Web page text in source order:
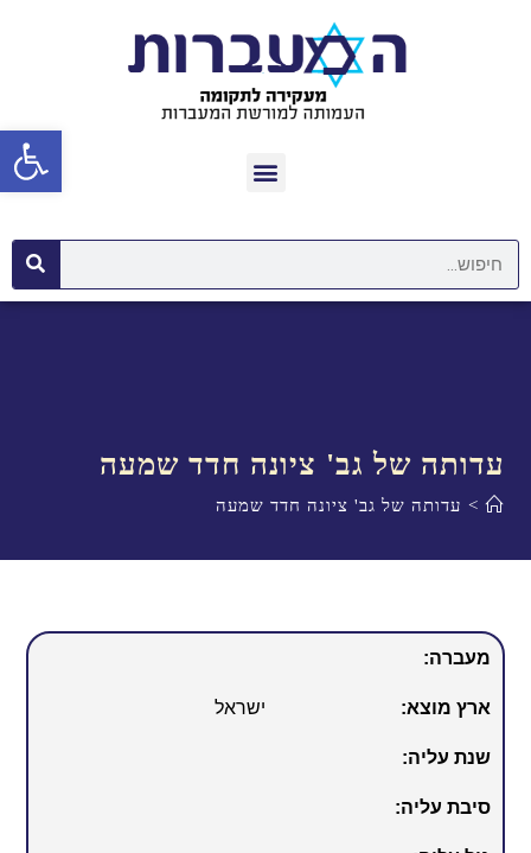
עדותה של גב' ציונה חדד שמעה
> עדותה של גב' ציונה חדד שמעה
מעברה:
ארץ מוצא: ישראל
שנת עליה:
סיבת עליה:
פתח סרגל נגישות